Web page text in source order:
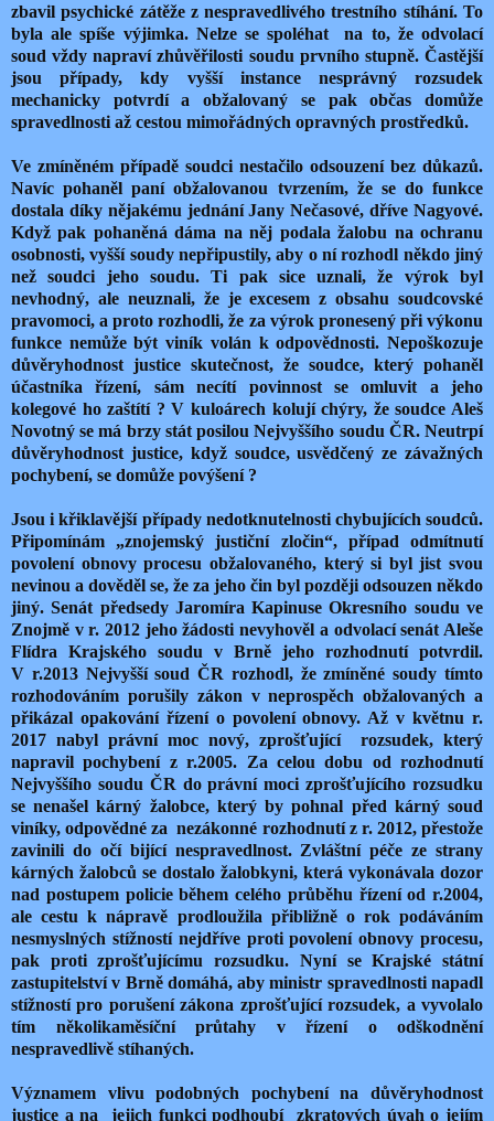
zbavil psychické zátěže z nespravedlivého trestního stíhání. To
byla ale spíše výjimka. Nelze se spoléhat na to, že odvolací
soud vždy napraví zhůvěřilosti soudu prvního stupně. Častější
jsou případy, kdy vyšší instance nesprávný rozsudek
mechanicky potvrdí a obžalovaný se pak občas domůže
spravedlnosti až cestou mimořádných opravných prostředků.
Ve zmíněném případě soudci nestačilo odsouzení bez důkazů.
Navíc pohaněl paní obžalovanou tvrzením, že se do funkce
dostala díky nějakému jednání Jany Nečasové, dříve Nagyové.
Když pak pohaněná dáma na něj podala žalobu na ochranu
osobnosti, vyšší soudy nepřipustily, aby o ní rozhodl někdo jiný
než soudci jeho soudu. Ti pak sice uznali, že výrok byl
nevhodný, ale neuznali, že je excesem z obsahu soudcovské
pravomoci, a proto rozhodli, že za výrok pronesený při výkonu
funkce nemůže být viník volán k odpovědnosti. Nepoškozuje
důvěryhodnost justice skutečnost, že soudce, který pohaněl
účastníka řízení, sám necítí povinnost se omluvit a jeho
kolegové ho zaštítí ? V kuloárech kolují chýry, že soudce Aleš
Novotný se má brzy stát posilou Nejvyššího soudu ČR. Neutrpí
důvěryhodnost justice, když soudce, usvědčený ze závažných
pochybení, se domůže povýšení ?
Jsou i křiklavější případy nedotknutelnosti chybujících soudců.
Připomínám „znojemský justiční zločin“, případ odmítnutí
povolení obnovy procesu obžalovaného, který si byl jist svou
nevinou a dověděl se, že za jeho čin byl později odsouzen někdo
jiný. Senát předsedy Jaromíra Kapinuse Okresního soudu ve
Znojmě v r. 2012 jeho žádosti nevyhověl a odvolací senát Aleše
Flídra Krajského soudu v Brně jeho rozhodnutí potvrdil.
V r.2013 Nejvyšší soud ČR rozhodl, že zmíněné soudy tímto
rozhodováním porušily zákon v neprospěch obžalovaných a
přikázal opakování řízení o povolení obnovy. Až v květnu r.
2017 nabyl právní moc nový, zprošťující rozsudek, který
napravil pochybení z r.2005. Za celou dobu od rozhodnutí
Nejvyššího soudu ČR do právní moci zprošťujícího rozsudku
se nenašel kárný žalobce, který by pohnal před kárný soud
viníky, odpovědné za nezákonné rozhodnutí z r. 2012, přestože
zavinili do očí bijící nespravedlnost. Zvláštní péče ze strany
kárných žalobců se dostalo žalobkyni, která vykonávala dozor
nad postupem policie během celého průběhu řízení od r.2004,
ale cestu k nápravě prodloužila přibližně o rok podáváním
nesmyslných stížností nejdříve proti povolení obnovy procesu,
pak proti zprošťujícímu rozsudku. Nyní se Krajské státní
zastupitelství v Brně domáhá, aby ministr spravedlnosti napadl
stížností pro porušení zákona zprošťující rozsudek, a vyvolalo
tím několikaměsíční průtahy v řízení o odškodnění
nespravedlivě stíhaných.
Významem vlivu podobných pochybení na důvěryhodnost
justice a na jejich funkci podhoubí zkratových úvah o jejím